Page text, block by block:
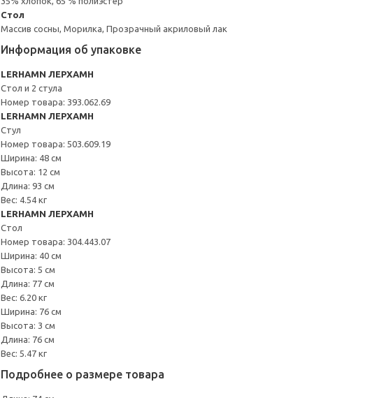
Стол
Массив сосны, Морилка, Прозрачный акриловый лак
Информация об упаковке
LERHAMN ЛЕРХАМН
Стол и 2 стула
Номер товара: 393.062.69
LERHAMN ЛЕРХАМН
Стул
Номер товара: 503.609.19
Ширина: 48 см
Высота: 12 см
Длина: 93 см
Вес: 4.54 кг
LERHAMN ЛЕРХАМН
Стол
Номер товара: 304.443.07
Ширина: 40 см
Высота: 5 см
Длина: 77 см
Вес: 6.20 кг
Ширина: 76 см
Высота: 3 см
Длина: 76 см
Вес: 5.47 кг
Подробнее о размере товара